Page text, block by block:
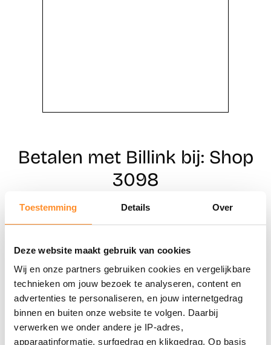
Toestemming Details Over
Deze website maakt gebruik van cookies
Wij en onze partners gebruiken cookies en vergelijkbare
technieken om jouw bezoek te analyseren, content en
advertenties te personaliseren, en jouw internetgedrag
binnen en buiten onze website te volgen. Daarbij
verwerken we onder andere je IP-adres,
apparaatinformatie, surfgedrag en klikgedrag. Op basis
Betalen met Billink bij: Shop
3098
Naar winkels